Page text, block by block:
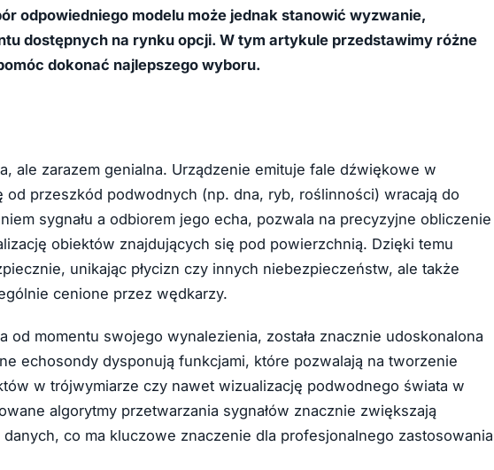
odpowiedniego modelu może jednak stanowić wyzwanie,
dostępnych na rynku opcji. W tym artykule przedstawimy różne
dokonać najlepszego wyboru.
ale zarazem genialna. Urządzenie emituje fale dźwiękowe w
przeszkód podwodnych (np. dna, ryb, roślinności) wracają do
sygnału a odbiorem jego echa, pozwala na precyzyjne obliczenie
obiektów znajdujących się pod powierzchnią. Dzięki temu
unikając płycizn czy innych niebezpieczeństw, ale także
cenione przez wędkarzy.
od momentu swojego wynalezienia, została znacznie udoskonalona
echosondy dysponują funkcjami, które pozwalają na tworzenie
w trójwymiarze czy nawet wizualizację podwodnego świata w
algorytmy przetwarzania sygnałów znacznie zwiększają
co ma kluczowe znaczenie dla profesjonalnego zastosowania